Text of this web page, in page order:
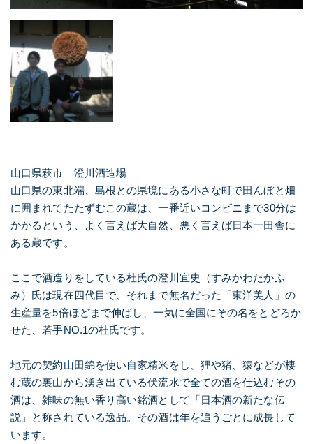
山口県萩市 澄川酒造場
山口県の東北端、島根との県境にある小さな町で田んぼと畑
に囲まれてたたずむこの蔵は、一番近いコンビニまで30分は
かかるという、よく言えば大自然、悪く言えば日本一田舎に
ある蔵です。
ここで酒造りをしている杜氏の澄川宜史（すみかわたかふ
み）氏は現在四代目で、それまで無名だった「東洋美人」の
生産量を5倍ほどまで伸ばし、一気に全国にその名をとどろか
せた、若手NO.1の杜氏です。
地元の契約山田錦を使い自家精米をし、狸や猪、猿などが棲
む蔵の裏山から湧き出ている伏流水で全ての酒を仕込むその
酒は、雑味の無い香り高い銘酒として「日本酒の新たな伝
説」と称されている逸品。その酒は年を追うごとに成長して
います。